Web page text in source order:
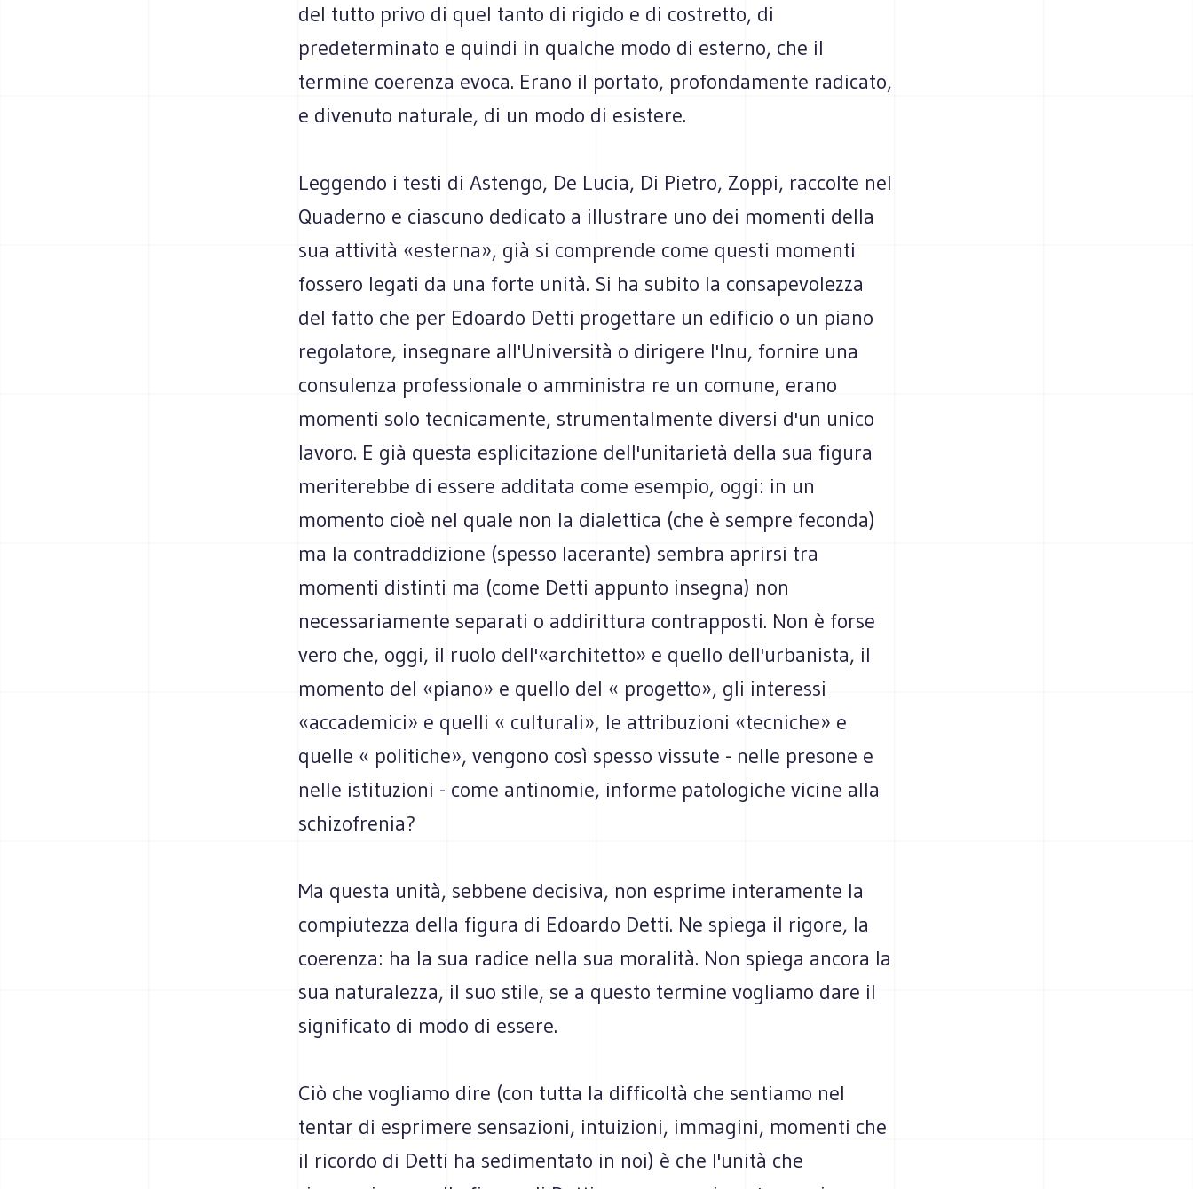
del tutto privo di quel tanto di rigido e di costretto, di
predeterminato e quindi in qualche modo di esterno, che il
termine coerenza evoca. Erano il portato, profondamente radicato,
e divenuto naturale, di un modo di esistere.
Leggendo i testi di Astengo, De Lucia, Di Pietro, Zoppi, raccolte nel
Quaderno e ciascuno dedicato a illustrare uno dei momenti della
sua attività «esterna», già si comprende come questi momenti
fossero legati da una forte unità. Si ha subito la consapevolezza
del fatto che per Edoardo Detti progettare un edificio o un piano
regolatore, insegnare all'Università o dirigere l'Inu, fornire una
consulenza professionale o amministra re un comune, erano
momenti solo tecnicamente, strumentalmente diversi d'un unico
lavoro. E già questa esplicitazione dell'unitarietà della sua figura
meriterebbe di essere additata come esempio, oggi: in un
momento cioè nel quale non la dialettica (che è sempre feconda)
ma la contraddizione (spesso lacerante) sembra aprirsi tra
momenti distinti ma (come Detti appunto insegna) non
necessariamente separati o addirittura contrapposti. Non è forse
vero che, oggi, il ruolo dell'«architetto» e quello dell'urbanista, il
momento del «piano» e quello del « progetto», gli interessi
«accademici» e quelli « culturali», le attribuzioni «tecniche» e
quelle « politiche», vengono così spesso vissute - nelle presone e
nelle istituzioni - come antinomie, informe patologiche vicine alla
schizofrenia?
Ma questa unità, sebbene decisiva, non esprime interamente la
compiutezza della figura di Edoardo Detti. Ne spiega il rigore, la
coerenza: ha la sua radice nella sua moralità. Non spiega ancora la
sua naturalezza, il suo stile, se a questo termine vogliamo dare il
significato di modo di essere.
Ciò che vogliamo dire (con tutta la difficoltà che sentiamo nel
tentar di esprimere sensazioni, intuizioni, immagini, momenti che
il ricordo di Detti ha sedimentato in noi) è che l'unità che